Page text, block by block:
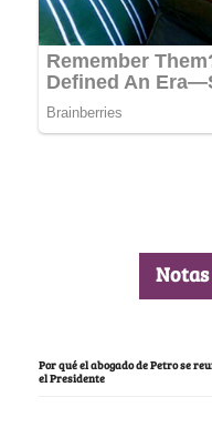
Notas
Por qué el abogado de Petro se
el Presidente